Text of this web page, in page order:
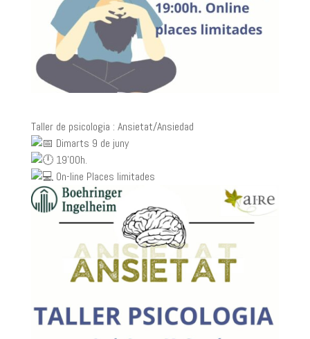
Taller de psicologia : Ansietat/Ansiedad
Dimarts 9 de juny
19’00h.
On-line Places limitades